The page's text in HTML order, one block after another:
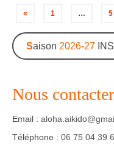
Navigation
des
articles
« 1 … 5
Saison 2026-27
Nous contacter
Email :
Téléphone : 06 75 04 39